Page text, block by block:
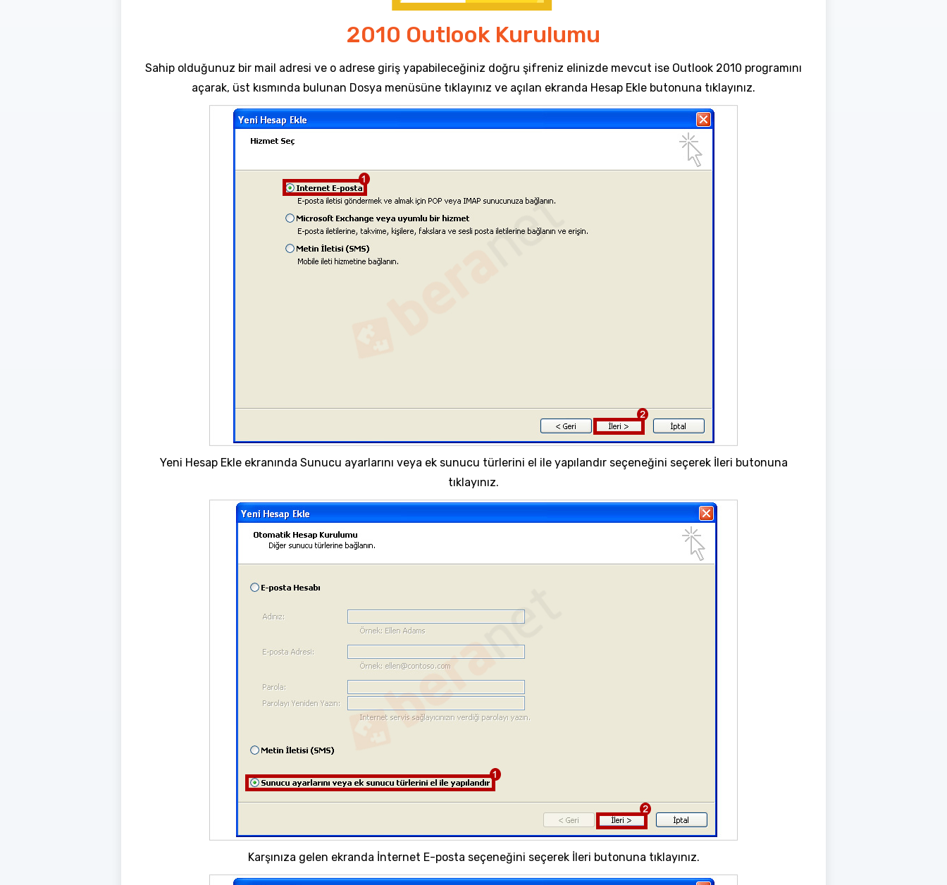
2010 Outlook Kurulumu
Sahip olduğunuz bir mail adresi ve o adrese giriş yapabileceğiniz doğru şifreniz elinizde mevcut ise Outlook 2010 programını
açarak, üst kısmında bulunan Dosya menüsüne tıklayınız ve açılan ekranda Hesap Ekle butonuna tıklayınız.
Yeni Hesap Ekle ekranında Sunucu ayarlarını veya ek sunucu türlerini el ile yapılandır seçeneğini seçerek İleri butonuna
tıklayınız.
Karşınıza gelen ekranda İnternet E-posta seçeneğini seçerek İleri butonuna tıklayınız.